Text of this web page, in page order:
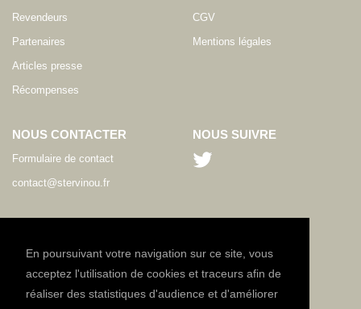
En poursuivant votre navigation sur ce site, vous
acceptez l'utilisation de cookies et traceurs afin de
réaliser des statistiques d'audience et d'améliorer
Revendeurs
Partenaires
Articles presse
Récompenses
CGV
Mentions légales
NOUS CONTACTER
Formulaire de contact
contact@stervinou.fr
FR
NOUS SUIVRE
NEWSLETTER